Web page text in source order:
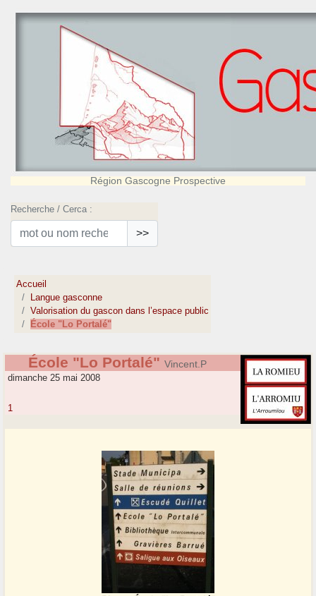
Région Gascogne Prospective
Recherche / Cerca :
>>
Accueil
Langue gasconne
Valorisation du gascon dans l’espace public
École "Lo Portalé"
École "Lo Portalé" Vincent.P
dimanche 25 mai 2008
1